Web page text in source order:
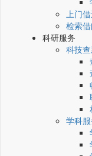
上门
检索
科研服务
科技
学科